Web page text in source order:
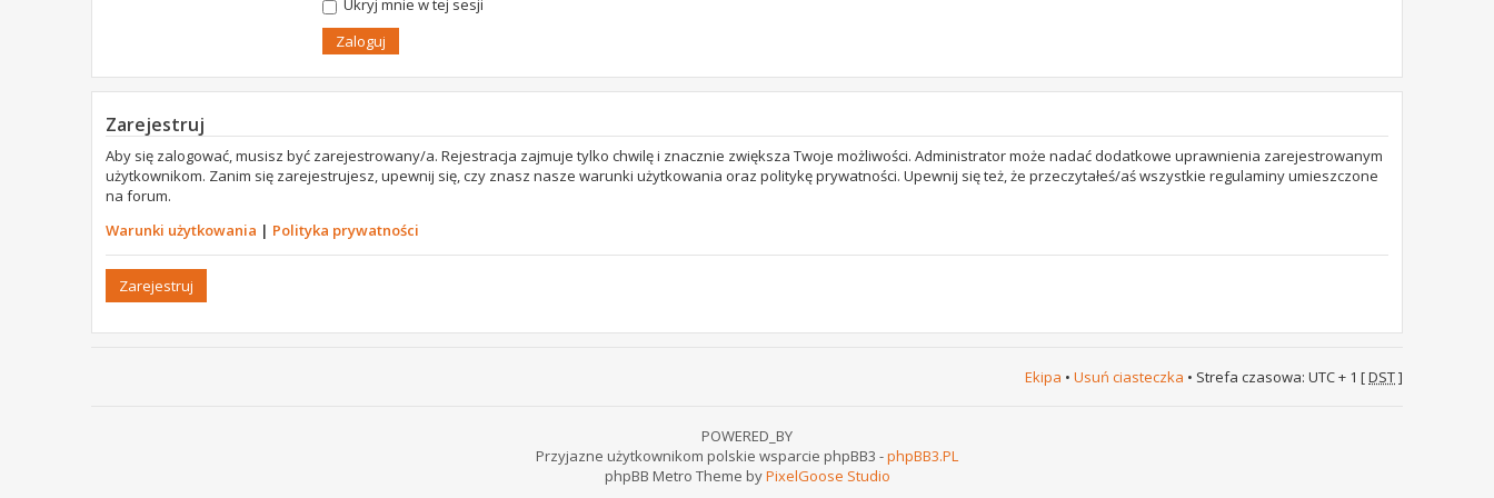
Ukryj mnie w tej sesji
Zarejestruj
Aby się zalogować, musisz być zarejestrowany/a. Rejestracja zajmuje tylko chwilę i znacznie zwiększa Twoje możliwości. Administrator może nadać dodatkowe uprawnienia zarejestrowanym
użytkownikom. Zanim się zarejestrujesz, upewnij się, czy znasz nasze warunki użytkowania oraz politykę prywatności. Upewnij się też, że przeczytałeś/aś wszystkie regulaminy umieszczone
na forum.
Warunki użytkowania | Polityka prywatności
Zarejestruj
Ekipa • Usuń ciasteczka • Strefa czasowa: UTC + 1 [DST]
POWERED_BY
Przyjazne użytkownikom polskie wsparcie phpBB3 -phpBB3.PL
phpBB Metro Theme byPixelGoose Studio